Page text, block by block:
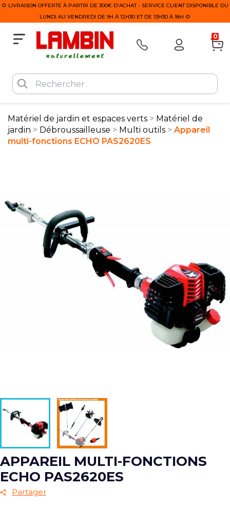
🌻 LIVRAISON OFFERTE À PARTIR DE 300€ D'ACHAT - SERVICE CLIENT DISPONIBLE DU
LUNDI AU VENDREDI DE 9H À 12H30 ET DE 13H30 À 18H 🌻
0
Matériel de jardin et espaces verts
Matériel de
jardin
Débroussailleuse Multi outils
Appareil
multi-fonctions ECHO PAS2620ES
APPAREIL MULTI-FONCTIONS
ECHO PAS2620ES
Partager